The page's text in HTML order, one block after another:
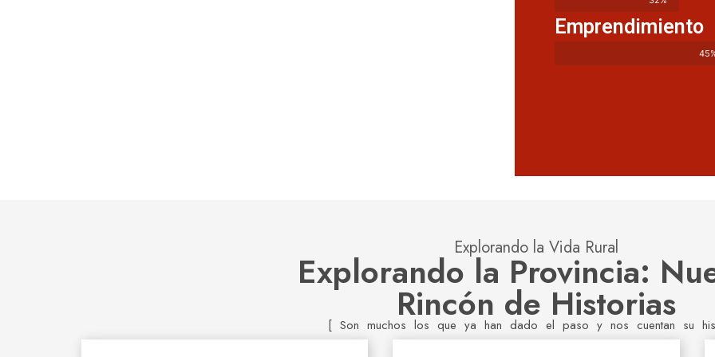
Emprendimiento
Explorando la Vida Rural
Explorando la Provincia:
Rincón de Historias
[ Son muchos los que ya han dado el paso y nos cuentan su